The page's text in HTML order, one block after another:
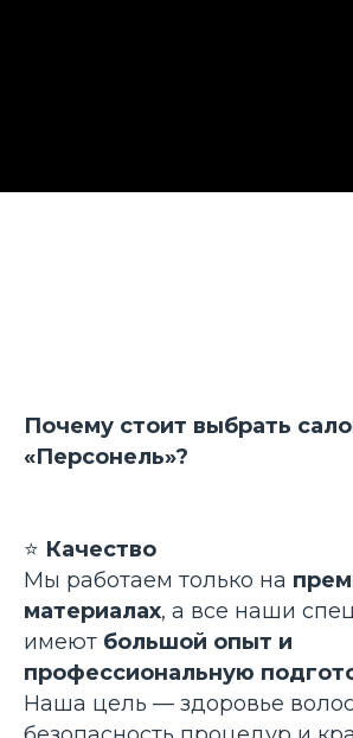
Почему стоит выбрать
«Персонель»?
⭐ Качество
Мы работаем только на
материалах, а все наши
имеют большой опыт и
профессиональную
Наша цель — здоровье